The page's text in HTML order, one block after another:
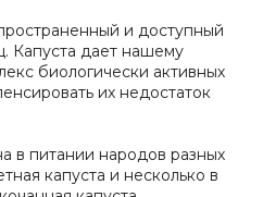
и доступный
Капуста дает нашему
биологически активных
их недостаток
в питании народов разных
капуста и несколько в